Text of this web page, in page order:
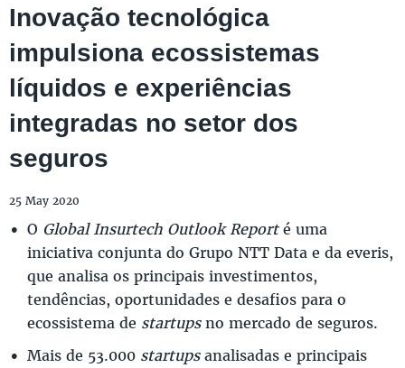
Inovação tecnológica
impulsiona ecossistemas
líquidos e experiências
integradas no setor dos
seguros
25 May 2020
O Global Insurtech Outlook Reporté uma
iniciativa conjunta do Grupo NTT Data e da everis,
que analisa os principais investimentos,
tendências, oportunidades e desafios para o
ecossistema de startupsno mercado de seguros.
Mais de 53.000 startupsanalisadas e principais